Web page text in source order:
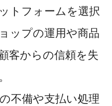
トフォームを選択
ップの運用や商品
客からの信頼を失
不備や支払い処理